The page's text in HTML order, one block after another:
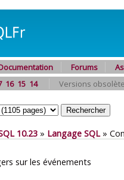
Forums
16 15 14 Versions
10.23 » Langage SQL»
sur les événements